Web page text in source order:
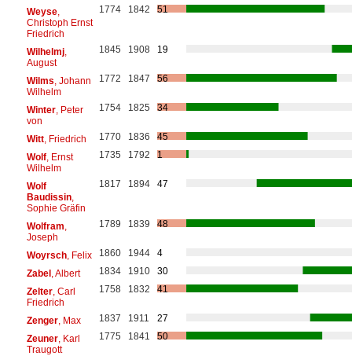
Weyse,
Christoph Ernst
Friedrich
1774 1842 51
Wilhelmj,
August
1845 1908 19
Wilms , Johann
Wilhelm
1772 1847 56
Winter, Peter
von
1754 1825 34
Witt, Friedrich 1770 1836
45
Wolf, Ernst
Wilhelm
1735 1792 1
Wolf
Baudissin,
Sophie Gräfin
1817 1894 47
Wolfram
Joseph
1789 1839 48
Woyrsch, Felix 1860 1944
4
Zabel, Albert 1834 1910
30
Zelter, Carl
Friedrich
1758 1832 41
Zenger, Max 1837 1911
27
Zeuner, Karl
Traugott
1775 1841 50